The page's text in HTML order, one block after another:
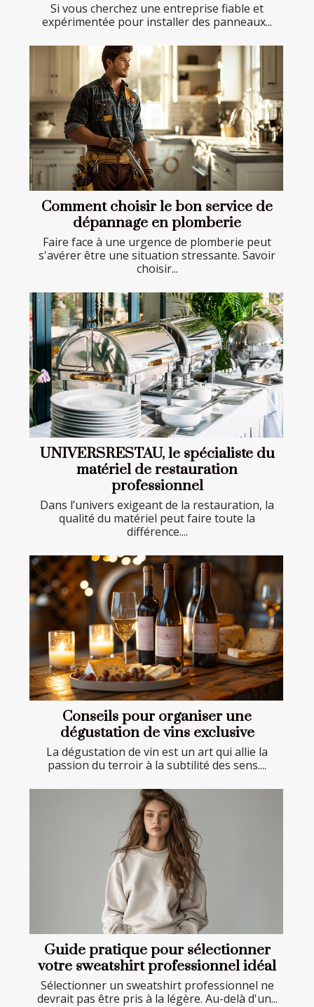
Si vous cherchez une entreprise fiable et
expérimentée pour installer des panneaux...
Comment choisir le bon service de
dépannage en plomberie
Faire face à une urgence de plomberie peut
s'avérer être une situation stressante. Savoir
choisir...
UNIVERSRESTAU, le spécialiste du
matériel de restauration
professionnel
Dans l’univers exigeant de la restauration, la
qualité du matériel peut faire toute la
différence....
Conseils pour organiser une
dégustation de vins exclusive
La dégustation de vin est un art qui allie la
passion du terroir à la subtilité des sens....
Guide pratique pour sélectionner
votre sweatshirt professionnel idéal
Sélectionner un sweatshirt professionnel ne
devrait pas être pris à la légère. Au-delà d'un...